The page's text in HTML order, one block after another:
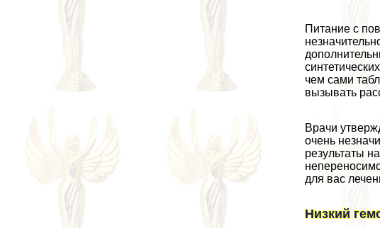
Питание с
чем сами
вызывать
Врачи
очень
результаты
для вас
Низкий